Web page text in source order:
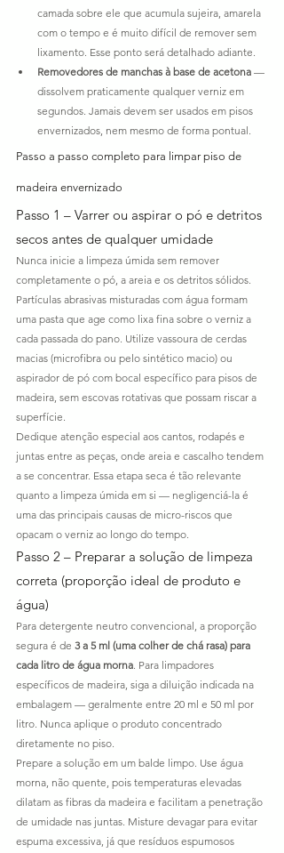
camada sobre ele que acumula sujeira, amarela
com o tempo e é muito difícil de remover sem
lixamento. Esse ponto será detalhado adiante.
Removedores de manchas à base de acetona —
dissolvem praticamente qualquer verniz em
segundos. Jamais devem ser usados em pisos
envernizados, nem mesmo de forma pontual.
Passo a passo completo para limpar piso de
madeira envernizado
Passo 1 – Varrer ou aspirar o pó e detritos
secos antes de qualquer umidade
Nunca inicie a limpeza úmida sem remover
completamente o pó, a areia e os detritos sólidos.
Partículas abrasivas misturadas com água formam
uma pasta que age como lixa fina sobre o verniz a
cada passada do pano. Utilize vassoura de cerdas
macias (microfibra ou pelo sintético macio) ou
aspirador de pó com bocal específico para pisos de
madeira, sem escovas rotativas que possam riscar a
superfície.
Dedique atenção especial aos cantos, rodapés e
juntas entre as peças, onde areia e cascalho tendem
a se concentrar. Essa etapa seca é tão relevante
quanto a limpeza úmida em si — negligenciá-la é
uma das principais causas de micro-riscos que
opacam o verniz ao longo do tempo.
Passo 2 – Preparar a solução de limpeza
correta (proporção ideal de produto e
água)
Para detergente neutro convencional, a proporção
segura é de 3 a 5 ml (uma colher de chá rasa) para
cada litro de água morna. Para limpadores
específicos de madeira, siga a diluição indicada na
embalagem — geralmente entre 20 ml e 50 ml por
litro. Nunca aplique o produto concentrado
diretamente no piso.
Prepare a solução em um balde limpo. Use água
morna, não quente, pois temperaturas elevadas
dilatam as fibras da madeira e facilitam a penetração
de umidade nas juntas. Misture devagar para evitar
espuma excessiva, já que resíduos espumosos